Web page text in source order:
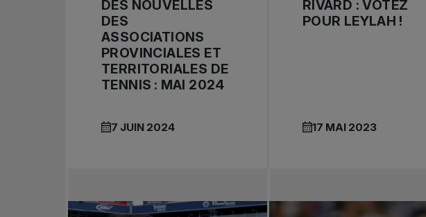
DES NOUVELLES
DES
ASSOCIATIONS
PROVINCIALES ET
TERRITORIALES DE
TENNIS : MAI 2024
7 JUIN 2024
RIVARD : VOTEZ
POUR LEYLAH !
17 MAI 2023